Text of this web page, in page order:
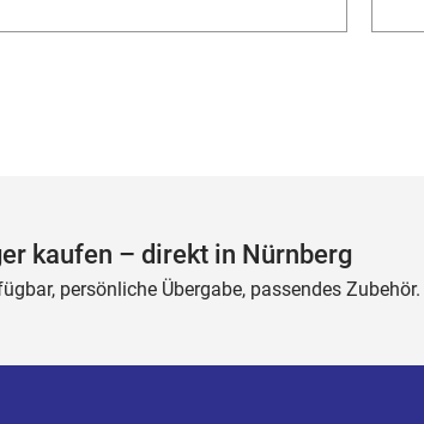
kaufen – direkt in Nürnberg
persönliche Übergabe, passendes Zubehör.